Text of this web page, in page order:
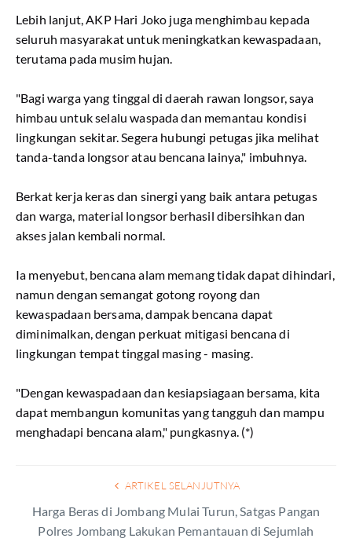
Lebih lanjut, AKP Hari Joko juga menghimbau kepada
seluruh masyarakat untuk meningkatkan kewaspadaan,
terutama pada musim hujan.
"Bagi warga yang tinggal di daerah rawan longsor, saya
himbau untuk selalu waspada dan memantau kondisi
lingkungan sekitar. Segera hubungi petugas jika melihat
tanda-tanda longsor atau bencana lainya," imbuhnya.
Berkat kerja keras dan sinergi yang baik antara petugas
dan warga, material longsor berhasil dibersihkan dan
akses jalan kembali normal.
Ia menyebut, bencana alam memang tidak dapat dihindari,
namun dengan semangat gotong royong dan
kewaspadaan bersama, dampak bencana dapat
diminimalkan, dengan perkuat mitigasi bencana di
lingkungan tempat tinggal masing - masing.
"Dengan kewaspadaan dan kesiapsiagaan bersama, kita
dapat membangun komunitas yang tangguh dan mampu
menghadapi bencana alam," pungkasnya. (*)
ARTIKEL SELANJUTNYA
Harga Beras di Jombang Mulai Turun, Satgas Pangan
Polres Jombang Lakukan Pemantauan di Sejumlah